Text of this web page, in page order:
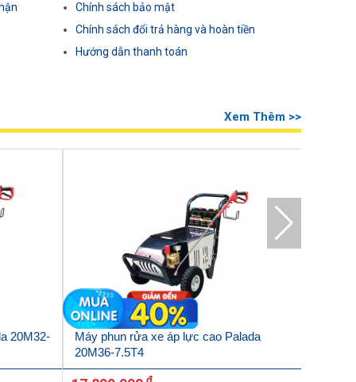
Chính sách bảo mật
Chính sách đổi trả hàng và hoàn tiền
Hướng dẫn thanh toán
Xem Thêm >>
20M32-
Máy phun rửa xe áp lực cao Palada
20M36-7.5T4
đ